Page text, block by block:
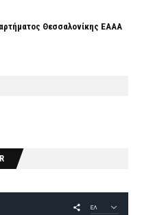
Θεσσαλονίκης ΕΑΑΑ